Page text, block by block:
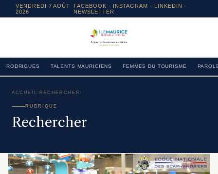
VENDREDI 7 AOÛT
2026
FACEBOOK · INSTAGRAM · LINKEDIN ·
NEWSLETTER
RODRIGUES TALENTS MAURICIENS FEMMES DU TOURISME
ACCUEIL › RECHERCHER ›
RUBRIQUE
Rechercher